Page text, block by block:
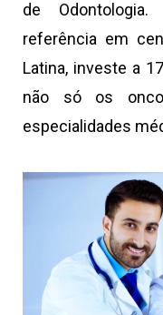
de
referência em
Latina, investe a
não só os
especialidades